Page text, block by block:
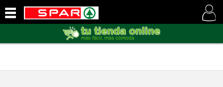
SOMOS